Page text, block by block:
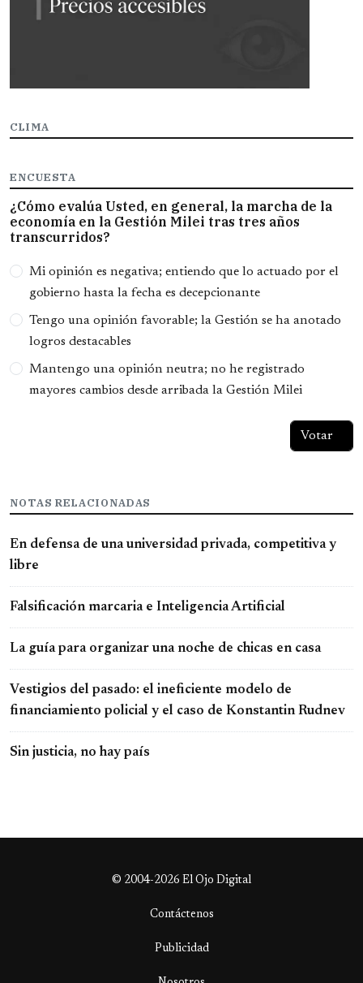
CLIMA
ENCUESTA
¿Cómo evalúa Usted, en general, la marcha de la
economía en la Gestión Milei tras tres años
transcurridos?
Opciones
Mi opinión es negativa; entiendo que lo actuado por el
gobierno hasta la fecha es decepcionante
Tengo una opinión favorable; la Gestión se ha anotado
logros destacables
Mantengo una opinión neutra; no he registrado
mayores cambios desde arribada la Gestión Milei
NOTAS RELACIONADAS
En defensa de una universidad privada, competitiva y
libre
Falsificación marcaria e Inteligencia Artificial
La guía para organizar una noche de chicas en casa
Vestigios del pasado: el ineficiente modelo de
financiamiento policial y el caso de Konstantin Rudnev
Sin justicia, no hay país
© 2004-2026 El Ojo Digital
Contáctenos
Publicidad